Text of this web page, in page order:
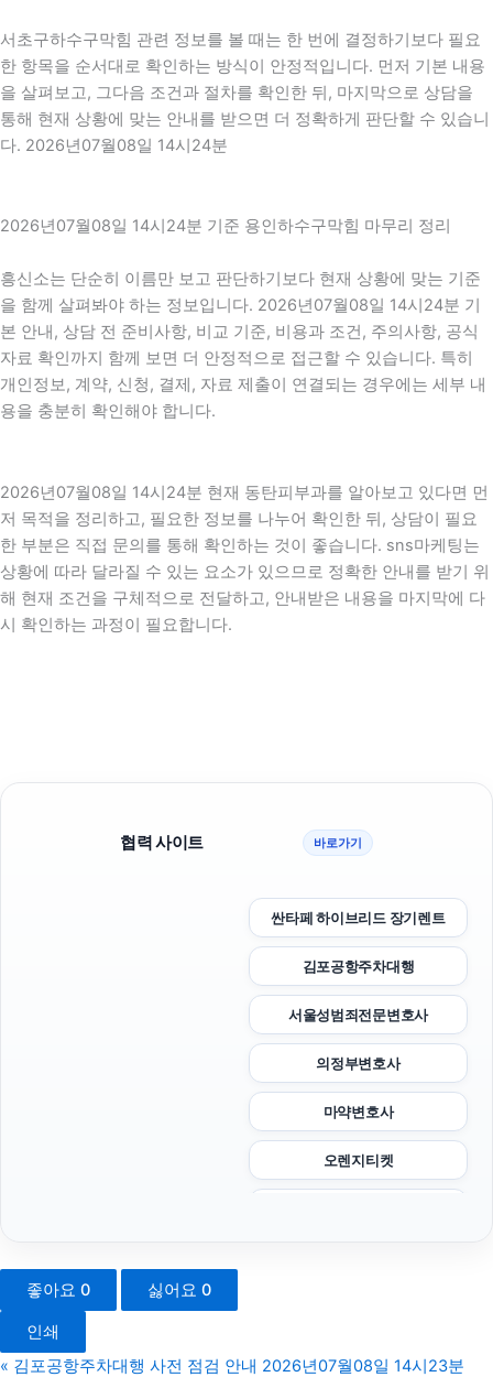
서초구하수구막힘 관련 정보를 볼 때는 한 번에 결정하기보다 필요
한 항목을 순서대로 확인하는 방식이 안정적입니다. 먼저 기본 내용
을 살펴보고, 그다음 조건과 절차를 확인한 뒤, 마지막으로 상담을
통해 현재 상황에 맞는 안내를 받으면 더 정확하게 판단할 수 있습니
다. 2026년07월08일 14시24분
2026년07월08일 14시24분 기준 용인하수구막힘 마무리 정리
흥신소는 단순히 이름만 보고 판단하기보다 현재 상황에 맞는 기준
을 함께 살펴봐야 하는 정보입니다. 2026년07월08일 14시24분 기
본 안내, 상담 전 준비사항, 비교 기준, 비용과 조건, 주의사항, 공식
자료 확인까지 함께 보면 더 안정적으로 접근할 수 있습니다. 특히
개인정보, 계약, 신청, 결제, 자료 제출이 연결되는 경우에는 세부 내
용을 충분히 확인해야 합니다.
2026년07월08일 14시24분 현재 동탄피부과를 알아보고 있다면 먼
저 목적을 정리하고, 필요한 정보를 나누어 확인한 뒤, 상담이 필요
한 부분은 직접 문의를 통해 확인하는 것이 좋습니다. sns마케팅는
상황에 따라 달라질 수 있는 요소가 있으므로 정확한 안내를 받기 위
해 현재 조건을 구체적으로 전달하고, 안내받은 내용을 마지막에 다
시 확인하는 과정이 필요합니다.
협력 사이트 바로가기
싼타페 하이브리드 장기렌트
김포공항주차대행
서울성범죄전문변호사
의정부변호사
마약변호사
오렌지티켓
구로하수구막힘
좋아요 0 싫어요 0
인쇄
« 김포공항주차대행 사전 점검 안내 2026년07월08일 14시23분